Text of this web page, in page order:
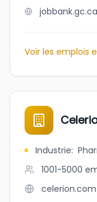
Voir les emplois
Industrie:
1001-5000
celerion.com